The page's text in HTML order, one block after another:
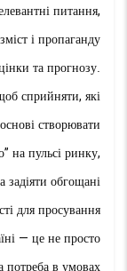
питання,
і пропаганду.
та прогнозу.
сприйняти, які
створювати
на пульсі ринку,
обгощані
для просування.
— це не просто